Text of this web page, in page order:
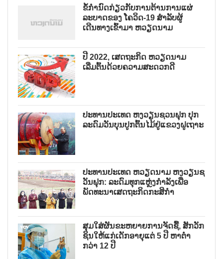
ຂໍ້ກຳນົດກ່ຽວກັບການຕ້ານການແຜ່
ລະບາດຂອງ ໂຄວິດ-19 ສຳລັບຜູ້
ເດີນທາງເຂົ້າມາ ຫວຽດນາມ
ປີ 2022, ເສດຖະກິດ ຫວຽດນາມ
ເລີ່ມຕົ້ນດ້ວຍຄວາມສະດວກດີ
ປະທານປະເທດ ຫງວຽນຊວນຟຸກ ປຸກ
ລະດົມວັນບຸນປູກຕົ້ນໄມ້ຢູ່ແຂວງຝູເຖາະ
ປະທານປະເທດ ຫວຽດນາມ ຫງວຽນຊ
ວັນຟຸກ: ລະດົມທຸກແຫຼ່ງກຳລັງເພື່ອ
ພັດທະນາເສດຖະກິດກະສິກຳ
ສຸມໃສ່ຜັນຂະຫຍາຍການຈັດຊື້, ສັກວັກ
ຊິນໃຫ້ແກ່ເດັກອາຍຸແຕ່ 5 ປີ ຫາຕ່ຳ
ກວ່າ 12 ປີ